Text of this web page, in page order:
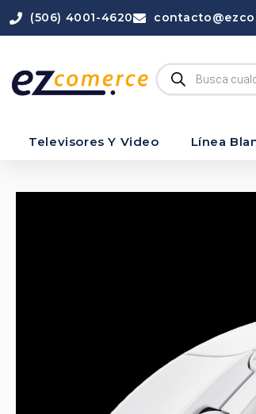
(506) 4001-4620
Televisores Y Video Línea